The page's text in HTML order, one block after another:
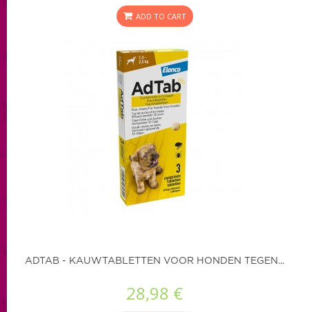
ADD TO CART
ADTAB - KAUWTABLETTEN VOOR HONDEN TEGEN...
28,98 €